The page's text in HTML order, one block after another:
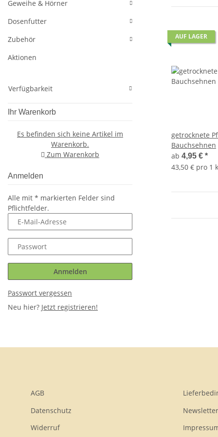
AUF LAGER
getrocknete
Bauchsehnen
ab 4,95 € *
43,50 € pro 1
Geweihe & Hörner
Dosenfutter
Zubehör
Aktionen
Verfügbarkeit
Ihr Warenkorb
Es befinden sich keine Artikel im
Warenkorb.
Zum Warenkorb
Anmelden
Alle mit * markierten Felder sind
Pflichtfelder.
E-Mail-Adresse
Passwort
Anmelden
Passwort vergessen
Neu hier? Jetzt registrieren!
AGB
Datenschutz
Widerruf
Newsletter